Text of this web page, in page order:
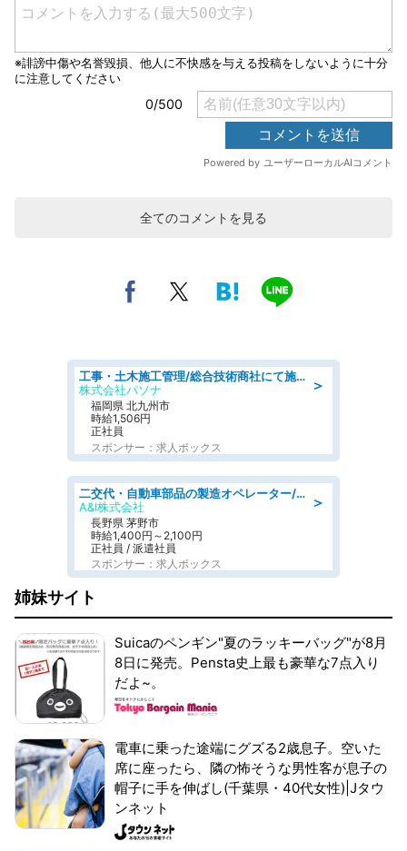
全てのコメントを見る
＞
工事・土木施工管理/総合技術商社にて施工管理のお仕事/即日勤務可/車通勤可/工事・土木施工管理/生産・品質管理
株式会社パソナ
福岡県 北九州市
時給1,506円
正社員
スポンサー：求人ボックス
＞
二交代・自動車部品の製造オペレーター/前払い・週払い制度あり/長期安定/有給とりやすい/環境充実
A&I株式会社
長野県 茅野市
時給1,400円～2,100円
正社員 / 派遣社員
スポンサー：求人ボックス
姉妹サイト
Suicaのペンギン"夏のラッキーバッグ"が8月
8日に発売。Pensta史上最も豪華な7点入り
だよ~。
電車に乗った途端にグズる2歳息子。空いた
席に座ったら、隣の怖そうな男性客が息子の
帽子に手を伸ばし(千葉県・40代女性)|Jタウ
ンネット